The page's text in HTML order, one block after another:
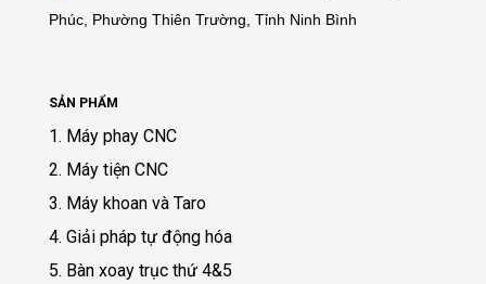
Phúc, Phường Thiên Trường, Tỉnh Ninh Bình
SẢN PHẨM
1. Máy phay CNC
2. Máy tiện CNC
3. Máy khoan và Taro
4. Giải pháp tự động hóa
5. Bàn xoay trục thứ 4&5